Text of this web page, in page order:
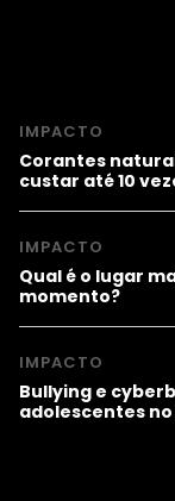
IMPACTO
Corantes
custar até 10
IMPACTO
Qual é o lugar
momento?
IMPACTO
Bullying e
adolescentes